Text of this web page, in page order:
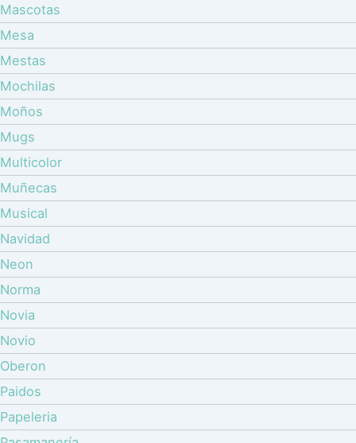
Mascotas
Mesa
Mestas
Mochilas
Moños
Mugs
Multicolor
Muñecas
Musical
Navidad
Neon
Norma
Novia
Novio
Oberon
Paidos
Papeleria